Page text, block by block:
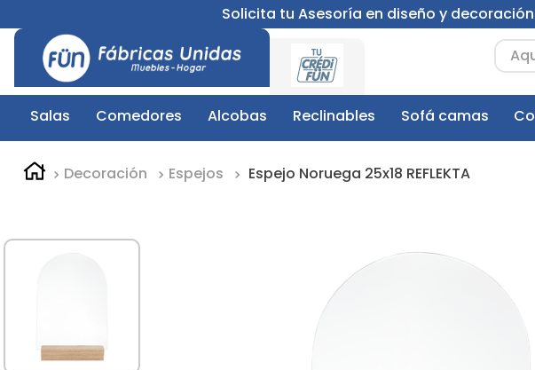
Solicita tu Asesoría en diseño y
Aquí
Salas Comedores Alcobas Reclinables Sofá camas
Decoración Espejos Espejo Noruega 25x18 REFLEKTA